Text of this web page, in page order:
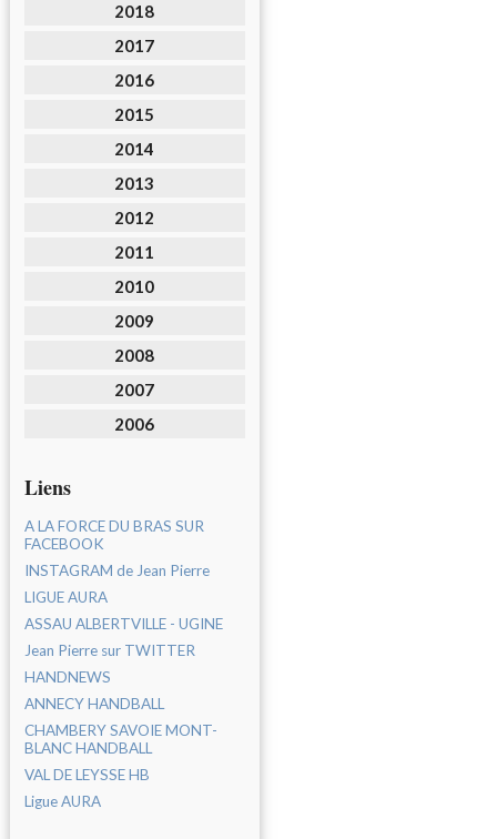
2018
2017
2016
2015
2014
2013
2012
2011
2010
2009
2008
2007
2006
Liens
A LA FORCE DU BRAS SUR
FACEBOOK
INSTAGRAM de Jean Pierre
LIGUE AURA
ASSAU ALBERTVILLE - UGINE
Jean Pierre sur TWITTER
HANDNEWS
ANNECY HANDBALL
CHAMBERY SAVOIE MONT-
BLANC HANDBALL
VAL DE LEYSSE HB
Ligue AURA